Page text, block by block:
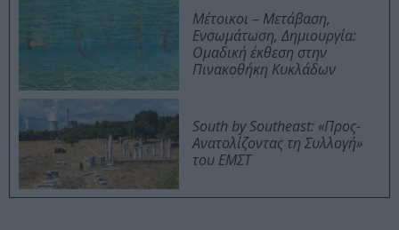
Μέτοικοι – Μετάβαση,
Ενσωμάτωση, Δημιουργία:
Ομαδική έκθεση στην
Πινακοθήκη Κυκλάδων
South by Southeast: «Προς-
Ανατολίζοντας τη Συλλογή»
του ΕΜΣΤ